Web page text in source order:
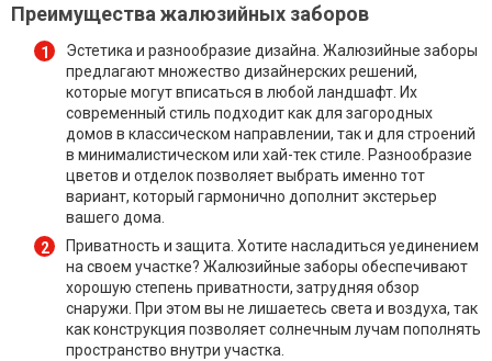
Преимущества жалюзийных заборов
Эстетика и разнообразие дизайна. Жалюзийные заборы
предлагают множество дизайнерских решений,
которые могут вписаться в любой ландшафт. Их
современный стиль подходит как для загородных
домов в классическом направлении, так и для строений
в минималистическом или хай-тек стиле. Разнообразие
цветов и отделок позволяет выбрать именно тот
вариант, который гармонично дополнит экстерьер
вашего дома.
Приватность и защита. Хотите насладиться уединением
на своем участке? Жалюзийные заборы обеспечивают
хорошую степень приватности, затрудняя обзор
снаружи. При этом вы не лишаетесь света и воздуха, так
как конструкция позволяет солнечным лучам пополнять
пространство внутри участка.